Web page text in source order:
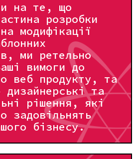
зв'язку
НАСТУПНА
за потреби
дизайн або ТЗ?
сюди!
на те, що
розробки
модифікації
ми ретельно
вимоги до
веб продукту, та
дизайнерські та
рішення, які
задовільнять
бізнесу.